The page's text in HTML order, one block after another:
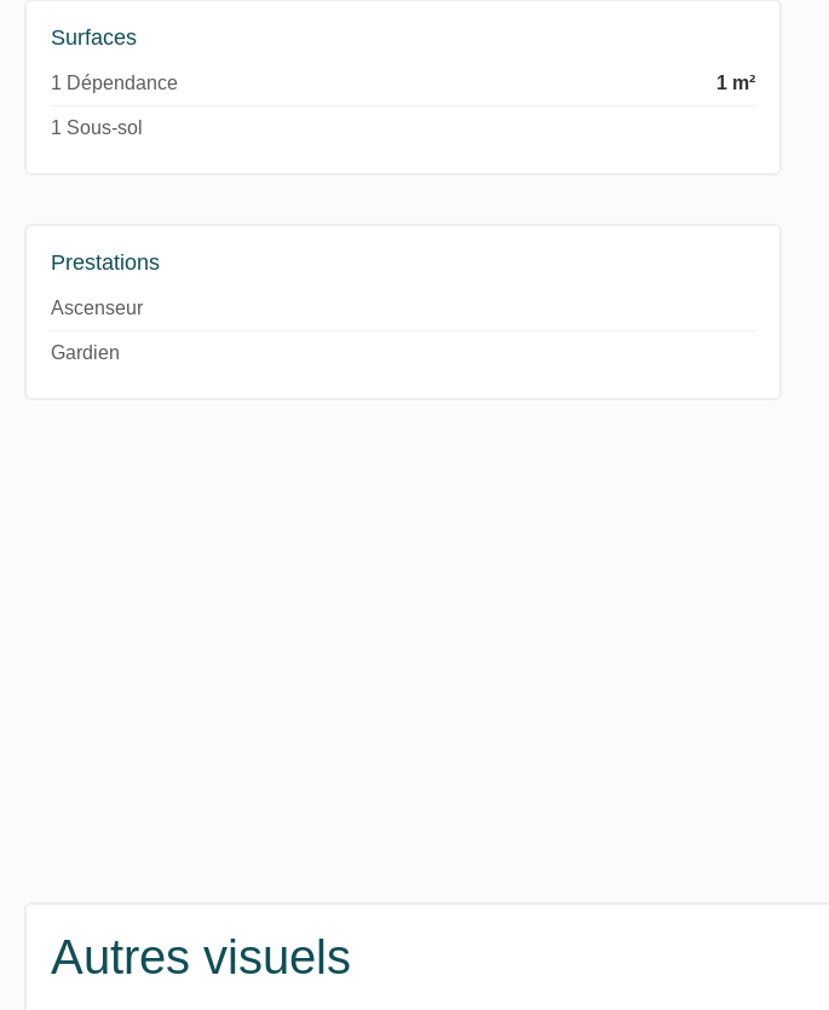
Surfaces
1 Dépendance 1 m²
1 Sous-sol
Prestations
Ascenseur
Gardien
Autres visuels